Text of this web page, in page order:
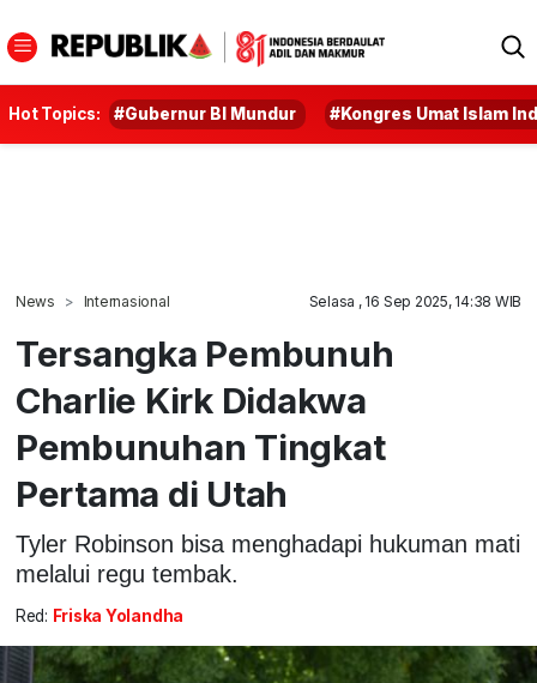
Hot Topics: #Gubernur BI Mundur #Kongres Umat Islam
News Internasional Selasa , 16 Sep 2025, 14:38 WIB
Tersangka Pembunuh
Charlie Kirk Didakwa
Pembunuhan Tingkat
Pertama di Utah
Tyler Robinson bisa menghadapi hukuman mati
melalui regu tembak.
Red: Friska Yolandha